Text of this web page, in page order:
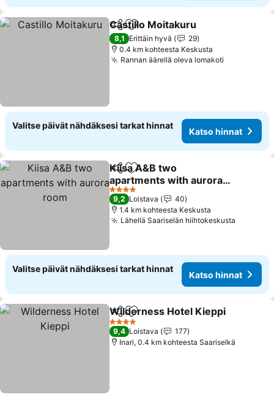
Jaa Lisää suosikkeihin
Castillo Moitakuru
8,1 Erittäin hyvä
29
0.4 km kohteesta Keskusta
Rannan äärellä oleva lomakoti
Valitse päivät nähdäksesi tarkat hinnat
Katso hinnat
Jaa Lisää suosikkeihin
Kiisa A&B two
apartments with aurora
room
Katso hinnat
4 Tähtiluokitus
9,2 Loistava
40
1.4 km kohteesta Keskusta
Lähellä Saariselän hiihtokeskusta
Valitse päivät nähdäksesi tarkat hinnat
Katso hinnat
Jaa Lisää suosikkeihin
Wilderness Hotel Kieppi
4 Tähtiluokitus
9,4 Loistava
177
Inari, 0.4 km kohteesta Saariselkä